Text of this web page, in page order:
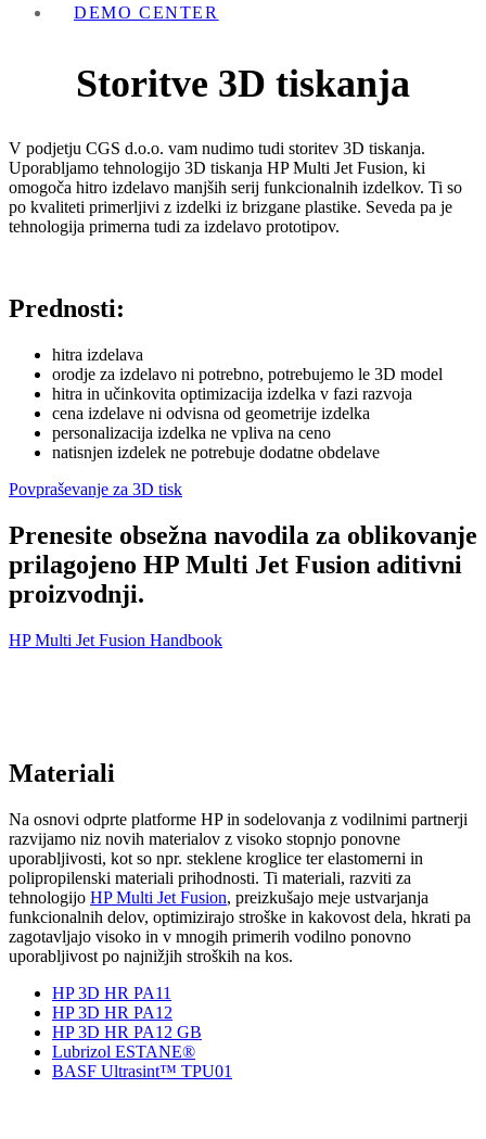
DEMO CENTER
Storitve 3D tiskanja
V podjetju CGS d.o.o. vam nudimo tudi storitev 3D tiskanja.
Uporabljamo tehnologijo 3D tiskanja HP Multi Jet Fusion, ki
omogoča hitro izdelavo manjših serij funkcionalnih izdelkov. Ti so
po kvaliteti primerljivi z izdelki iz brizgane plastike. Seveda pa je
tehnologija primerna tudi za izdelavo prototipov.
Prednosti:
hitra izdelava
orodje za izdelavo ni potrebno, potrebujemo le 3D model
hitra in učinkovita optimizacija izdelka v fazi razvoja
cena izdelave ni odvisna od geometrije izdelka
personalizacija izdelka ne vpliva na ceno
natisnjen izdelek ne potrebuje dodatne obdelave
Povpraševanje za 3D tisk
Prenesite obsežna navodila za oblikovanje
prilagojeno HP Multi Jet Fusion aditivni
proizvodnji.
HP Multi Jet Fusion Handbook
Materiali
Na osnovi odprte platforme HP in sodelovanja z vodilnimi partnerji
razvijamo niz novih materialov z visoko stopnjo ponovne
uporabljivosti, kot so npr. steklene kroglice ter elastomerni in
polipropilenski materiali prihodnosti. Ti materiali, razviti za
tehnologijo HP Multi Jet Fusion, preizkušajo meje ustvarjanja
funkcionalnih delov, optimizirajo stroške in kakovost dela, hkrati pa
zagotavljajo visoko in v mnogih primerih vodilno ponovno
uporabljivost po najnižjih stroških na kos.
HP 3D HR PA11
HP 3D HR PA12
HP 3D HR PA12 GB
Lubrizol ESTANE®
BASF Ultrasint™ TPU01